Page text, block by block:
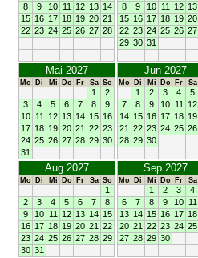
8
9 10 11 12 13 14
15 16 17 18 19 20 21
22 23 24 25 26 27 28
8
9 10 11 12 13
15 16 17 18 19 20
22 23 24 25 26 27
29 30 31
Mai 2027
Mo Di Mi Do Fr Sa So
1
2
3
4 5 6 7 8
9
10 11 12 13 14 15 16
17 18 19 20 21 22 23
24 25 26 27 28 29 30
31
Jun 2027
Mo Di Mi Do Fr Sa
1 2 3 4 5
7
8 9 10 11 12
14 15 16 17 18 19
21 22 23 24 25 26
28 29 30
Aug 2027
Mo Di Mi Do Fr Sa So
1
2
3 4 5 6 7
8
9
10 11 12 13 14 15
16 17 18 19 20 21 22
23 24 25 26 27 28 29
30 31
Sep 2027
Mo Di Mi Do Fr Sa
1 2 3 4
6
7 8 9 10 11
13 14 15 16 17 18
20 21 22 23 24 25
27 28 29 30